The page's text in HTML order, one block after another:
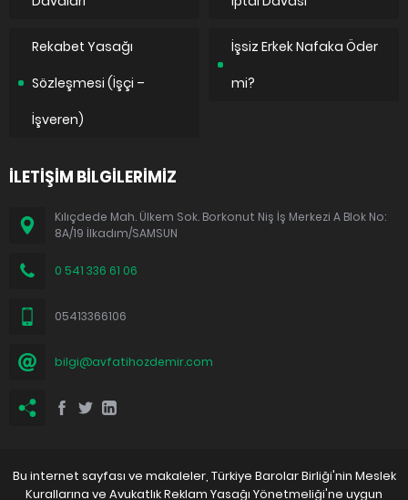
Rekabet Yasağı
Sözleşmesi (İşçi –
İşveren)
İşsiz Erkek Nafaka Öder
mi?
İLETİŞİM BİLGİLERİMİZ
Kılıçdede Mah. Ülkem Sok. Borkonut Niş İş Merkezi A Blok No:
8A/19 İlkadım/SAMSUN
0 541 336 61 06
05413366106
bilgi@avfatihozdemir.com
Bu internet sayfası ve makaleler, Türkiye Barolar Birliği'nin Meslek
Kurallarına ve Avukatlık Reklam Yasağı Yönetmeliği'ne uygun